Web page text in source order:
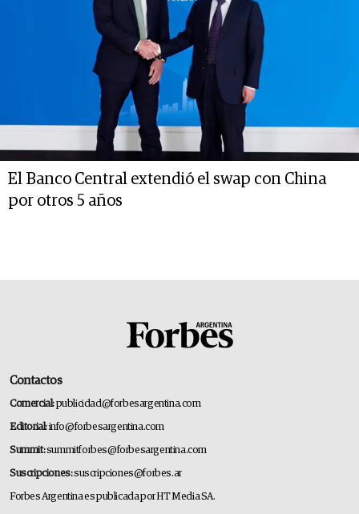
El Banco Central extendió el swap con China
por otros 5 años
Contactos
Comercial:publicidad@forbesargentina.com
Editorial:info@forbesargentina.com
Summit:summitforbes@forbesargentina.com
Suscripciones:suscripciones@forbes.ar
Forbes Argentina es publicada por HT Media SA.